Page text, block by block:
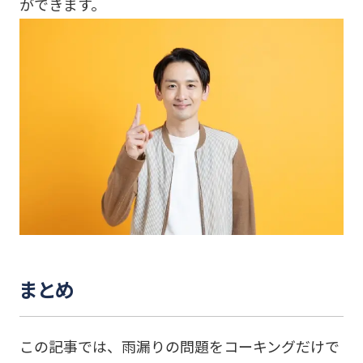
まとめ
この記事では、雨漏りの問題をコーキングだけで